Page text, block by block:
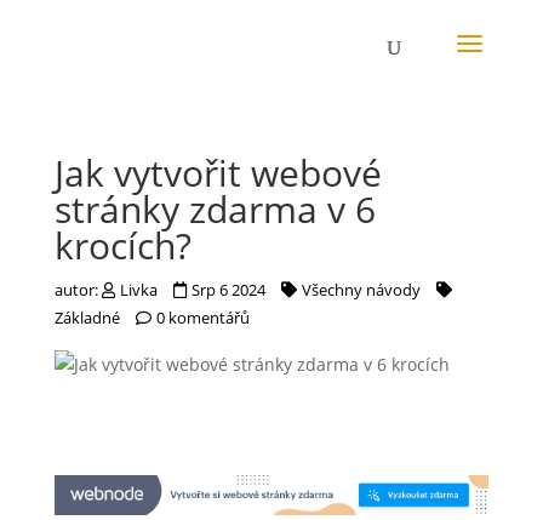
Jak vytvořit webové
stránky zdarma v 6
krocích?
autor: Livka Srp 6 2024
Všechny návody
Základné
0 komentářů